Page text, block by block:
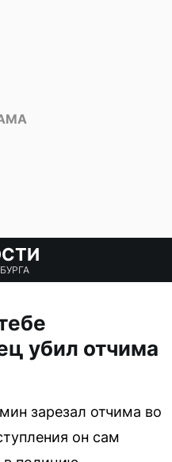
убил отчима
зарезал отчима во
он сам